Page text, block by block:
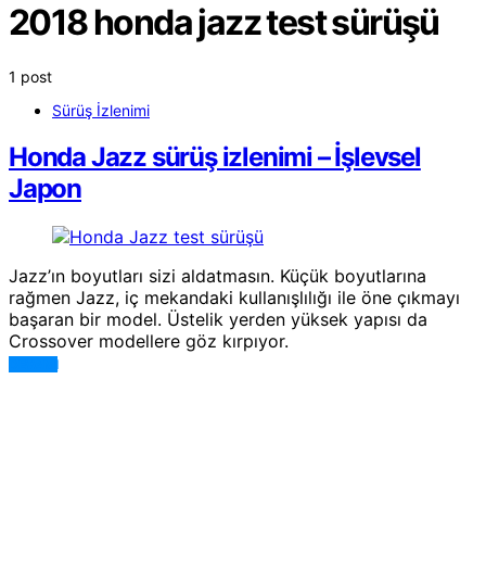
2018 honda jazz test sürüşü
1 post
Sürüş İzlenimi
Honda Jazz sürüş izlenimi – İşlevsel
Japon
Jazz’ın boyutları sizi aldatmasın. Küçük boyutlarına
rağmen Jazz, iç mekandaki kullanışlılığı ile öne çıkmayı
başaran bir model. Üstelik yerden yüksek yapısı da
Crossover modellere göz kırpıyor.
DEVAMI